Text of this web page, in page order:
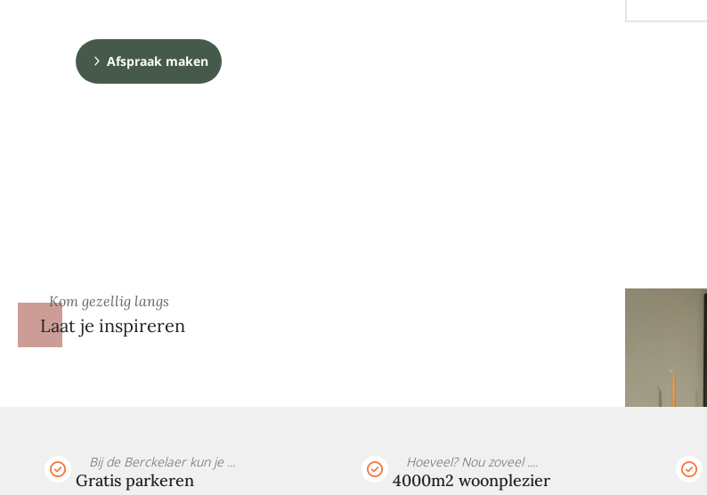
Afspraak maken
Kom gezellig langs
Laat je inspireren
Bij de Berckelaer kun je ...
Gratis parkeren
Hoeveel? Nou zoveel ....
4000m2 woonplezier